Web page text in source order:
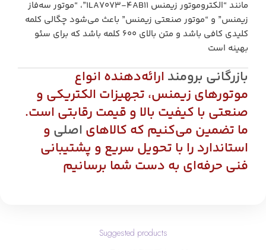
مانند “الکتروموتور زیمنس 1LA7073-4AB11”، “موتور سه‌فاز
زیمنس” و “موتور صنعتی زیمنس” باعث می‌شود چگالی کلمه
کلیدی کافی باشد و متن بالای 600 کلمه باشد که برای سئو
بهینه است
بازرگانی برومند ارائه‌دهنده انواع
موتورهای زیمنس، تجهیزات الکتریکی و
صنعتی با کیفیت بالا و قیمت رقابتی است.
ما تضمین می‌کنیم که کالاهای اصلی و
استاندارد را با تحویل سریع و پشتیبانی
فنی حرفه‌ای به دست شما برسانیم
Suggested products